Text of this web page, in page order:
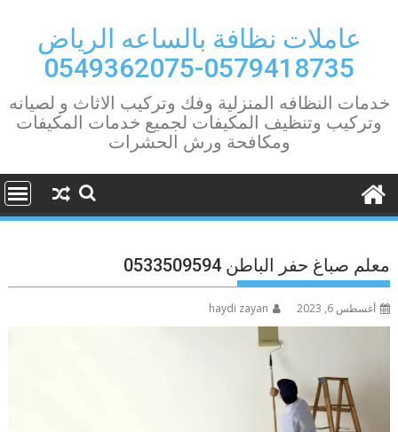
contentعاملات نظافة بالساعه الرياض
0579418735-0549362075
خدمات النظافه المنزلية وفك وتركيب الاثاث و لصيانه
وتركيب وتنظيف المكيفات لجميع خدمات المكيفات
ومكافحة ورش الحشرات
معلم صباغ حفر الباطن 0533509594
أغسطس 6, 2023 haydi zayan